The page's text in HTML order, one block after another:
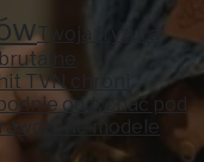
Twoja fryzura
TVN chroni
oddychać pod
modele